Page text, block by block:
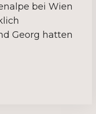
bei Wien
Georg hatten